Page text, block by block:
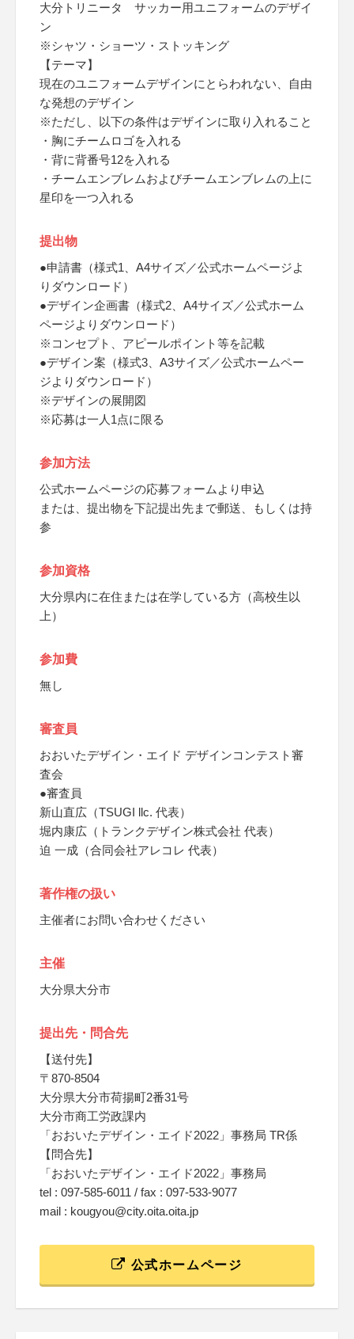
大分トリニータ サッカー用ユニフォームのデザイ
ン
※シャツ・ショーツ・ストッキング
【テーマ】
現在のユニフォームデザインにとらわれない、自由
な発想のデザイン
※ただし、以下の条件はデザインに取り入れること
・胸にチームロゴを入れる
・背に背番号12を入れる
・チームエンブレムおよびチームエンブレムの上に
星印を一つ入れる
提出物
●申請書（様式1、A4サイズ／公式ホームページよ
りダウンロード）
●デザイン企画書（様式2、A4サイズ／公式ホーム
ページよりダウンロード）
※コンセプト、アピールポイント等を記載
●デザイン案（様式3、A3サイズ／公式ホームペー
ジよりダウンロード）
※デザインの展開図
※応募は一人1点に限る
参加方法
公式ホームページの応募フォームより申込
または、提出物を下記提出先まで郵送、もしくは持
参
参加資格
大分県内に在住または在学している方（高校生以
上）
参加費
無し
審査員
おおいたデザイン・エイド デザインコンテスト審
査会
●審査員
新山直広（TSUGI llc. 代表）
堀内康広（トランクデザイン株式会社 代表）
迫 一成（合同会社アレコレ 代表）
著作権の扱い
主催者にお問い合わせください
主催
大分県大分市
提出先・問合先
【送付先】
〒870-8504
大分県大分市荷揚町2番31号
大分市商工労政課内
「おおいたデザイン・エイド2022」事務局 TR係
【問合先】
「おおいたデザイン・エイド2022」事務局
tel : 097-585-6011 / fax : 097-533-9077
mail : kougyou@city.oita.oita.jp
公式ホームページ